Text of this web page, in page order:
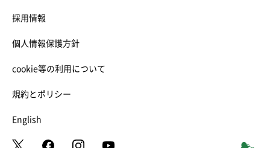
採用情報
個人情報保護方針
cookie等の利用について
規約とポリシー
English